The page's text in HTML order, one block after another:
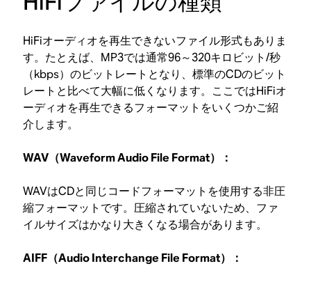
HiFiオーディオを再生できないファイル形式もありま
す。たとえば、MP3では通常96～320キロビット/秒
（kbps）のビットレートとなり、標準のCDのビット
レートと比べて大幅に低くなります。ここではHiFiオ
ーディオを再生できるフォーマットをいくつかご紹
介します。
WAV（Waveform Audio File Format）：
WAVはCDと同じコードフォーマットを使用する非圧
縮フォーマットです。圧縮されていないため、ファ
イルサイズはかなり大きくなる場合があります。
AIFF（Audio Interchange File Format）：